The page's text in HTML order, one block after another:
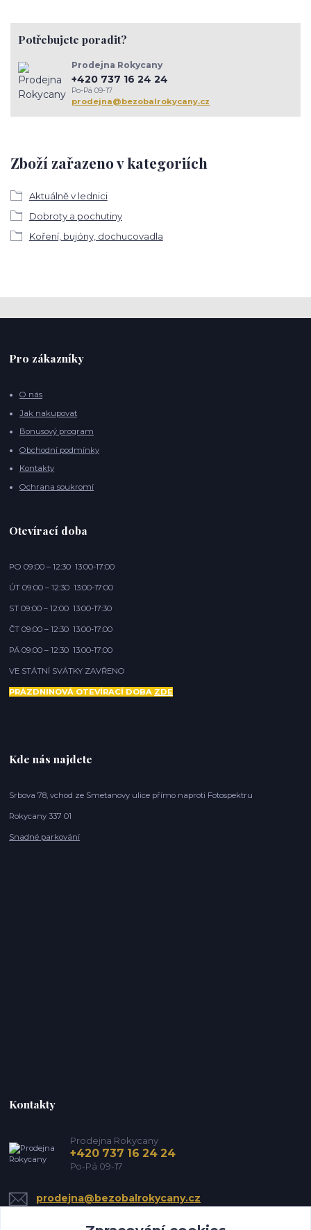
Zboží zařazeno v kategoriích
Aktuálně v lednici
Dobroty a pochutiny
Koření, bujóny, dochucovadla
Potřebujete poradit?
Prodejna Rokycany
+420 737 16 24 24
Po-Pá 09-17
prodejna@bezobalrokycany.cz
Pro zákazníky
O nás
Jak nakupovat
Bonusový program
Obchodní podmínky
Kontakty
Ochrana soukromí
Otevírací doba
PO 09:00 – 12:30 13:00-17:00
ÚT 09:00 – 12:30 13:00-17:00
ST 09:00 – 12:00 13:00-17:30
ČT 09:00 – 12:30 13:00-17:00
PÁ 09:00 – 12:30 13:00-17:00
VE STÁTNÍ SVÁTKY ZAVŘENO
PRÁZDNINOVÁ OTEVÍRACÍ DOBA ZDE
Kde nás najdete
Srbova 78, vchod ze Smetanovy ulice přímo naproti Fotospektru
Rokycany 337 01
Snadné parkování
Kontakty
Prodejna Rokycany
+420 737 16 24 24
Po-Pá 09-17
prodejna@bezobalrokycany.cz